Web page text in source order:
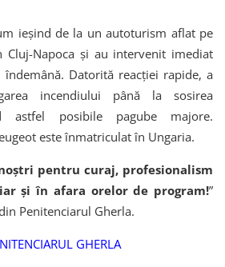
ieșind de la un autoturism aflat pe
Cluj-Napoca și au intervenit imediat
Datorită reacției rapide, a
incendiului până la sosirea
astfel posibile pagube majore.
este înmatriculat în Ungaria.
pentru curaj, profesionalism
și în afara orelor de program!”
Penitenciarul Gherla.
GHERLA